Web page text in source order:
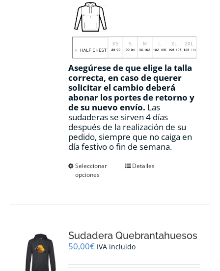
Asegúrese de que elige la talla
correcta, en caso de querer
solicitar el cambio deberá
abonar los portes de retorno y
de su nuevo envío. Las
sudaderas se sirven 4 días
después de la realización de su
pedido, siempre que no caiga en
día festivo o fin de semana.
Seleccionar
opciones
Este
se
pueden
en
Detalles
Sudadera Quebrantahuesos
50,00€ IVA incluido